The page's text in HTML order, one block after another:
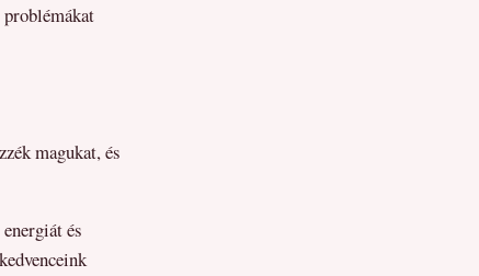
problémákat
magukat, és
és